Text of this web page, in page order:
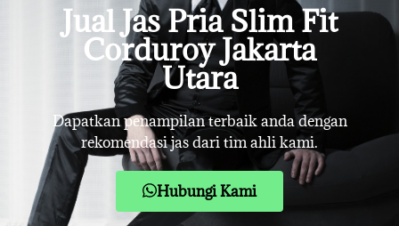
Jual Jas Pria Slim Fit
Corduroy Jakarta
Utara
Dapatkan penampilan terbaik anda dengan
rekomendasi jas dari tim ahli kami.
Hubungi Kami